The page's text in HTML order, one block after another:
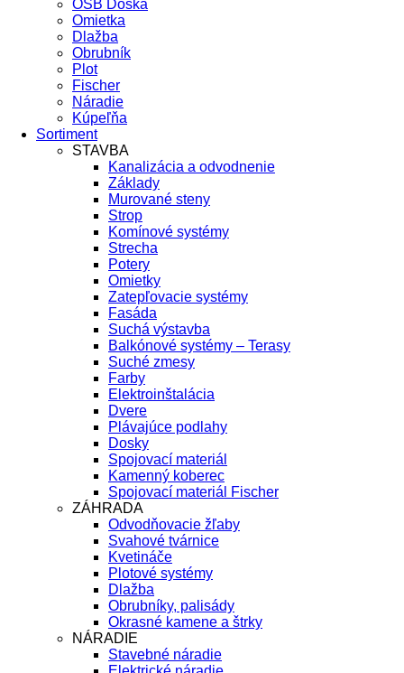
OSB Doska
Omietka
Dlažba
Obrubník
Plot
Fischer
Náradie
Kúpeľňa
Sortiment
STAVBA
Kanalizácia a odvodnenie
Základy
Murované steny
Strop
Komínové systémy
Strecha
Potery
Omietky
Zatepľovacie systémy
Fasáda
Suchá výstavba
Balkónové systémy – Terasy
Suché zmesy
Farby
Elektroinštalácia
Dvere
Plávajúce podlahy
Dosky
Spojovací materiál
Kamenný koberec
Spojovací materiál Fischer
ZÁHRADA
Odvodňovacie žľaby
Svahové tvárnice
Kvetináče
Plotové systémy
Dlažba
Obrubníky, palisády
Okrasné kamene a štrky
NÁRADIE
Stavebné náradie